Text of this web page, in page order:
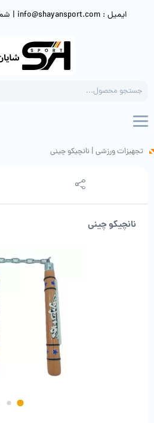
ایمیل : info@shayansport.com | شماره تماس : 09212710718
search
تجهیزات ورزشی | نانچیکو چینی
نانچیکو چینی